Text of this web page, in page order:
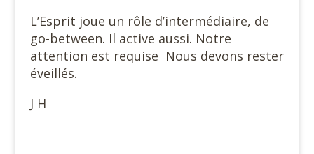
L’Esprit joue un rôle d’intermédiaire, de
go-between. Il active aussi. Notre
attention est requise Nous devons rester
éveillés.
J H